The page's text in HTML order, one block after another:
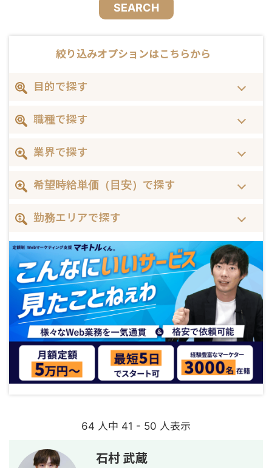
SEARCH
絞り込みオプションはこちらから
目的で探す
職種で探す
業界で探す
希望時給単価（目安）で探す
勤務エリアで探す
64 人中 41 - 50 人表示
石村 武蔵